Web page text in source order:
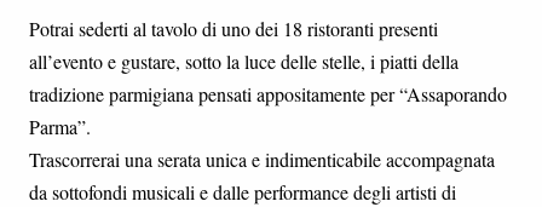
Potrai sederti al tavolo di uno dei 18 ristoranti presenti
all’evento e gustare, sotto la luce delle stelle, i piatti della
tradizione parmigiana pensati appositamente per “Assaporando
Parma”.
Trascorrerai una serata unica e indimenticabile accompagnata
da sottofondi musicali e dalle performance degli artisti di